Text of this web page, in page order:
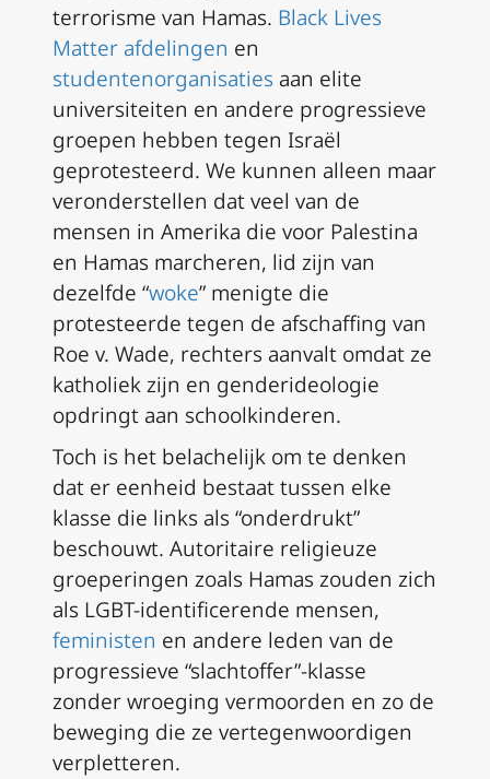
terrorisme van Hamas. Black Lives
Matter afdelingen en
studentenorganisaties aan elite
universiteiten en andere progressieve
groepen hebben tegen Israël
geprotesteerd. We kunnen alleen maar
veronderstellen dat veel van de
mensen in Amerika die voor Palestina
en Hamas marcheren, lid zijn van
dezelfde “woke” menigte die
protesteerde tegen de afschaffing van
Roe v. Wade, rechters aanvalt omdat ze
katholiek zijn en genderideologie
opdringt aan schoolkinderen.
Toch is het belachelijk om te denken
dat er eenheid bestaat tussen elke
klasse die links als “onderdrukt”
beschouwt. Autoritaire religieuze
groeperingen zoals Hamas zouden zich
als LGBT-identificerende mensen,
feministen en andere leden van de
progressieve “slachtoffer”-klasse
zonder wroeging vermoorden en zo de
beweging die ze vertegenwoordigen
verpletteren.